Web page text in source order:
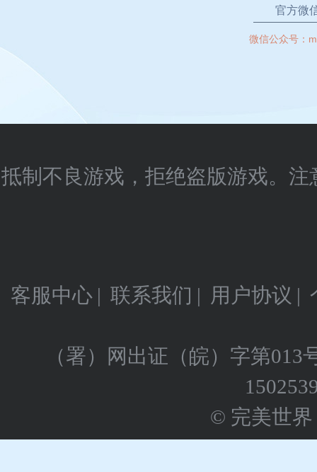
官方微
微信公众号：
抵制不良游戏，拒绝盗版游戏。
客服中心 | 联系我们 | 用户协议 |
（署）网出证（皖）字第013
© 完美世界